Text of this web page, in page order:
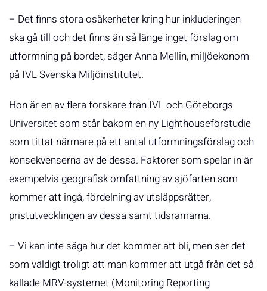
– Det finns stora osäkerheter kring hur inkluderingen
ska gå till och det finns än så länge inget förslag om
utformning på bordet, säger Anna Mellin, miljöekonom
på IVL Svenska Miljöinstitutet.
Hon är en av flera forskare från IVL och Göteborgs
Universitet som står bakom en ny Lighthouseförstudie
som tittat närmare på ett antal utformningsförslag och
konsekvenserna av de dessa. Faktorer som spelar in är
exempelvis geografisk omfattning av sjöfarten som
kommer att ingå, fördelning av utsläppsrätter,
pristutvecklingen av dessa samt tidsramarna.
– Vi kan inte säga hur det kommer att bli, men ser det
som väldigt troligt att man kommer att utgå från det så
kallade MRV-systemet (Monitoring Reporting